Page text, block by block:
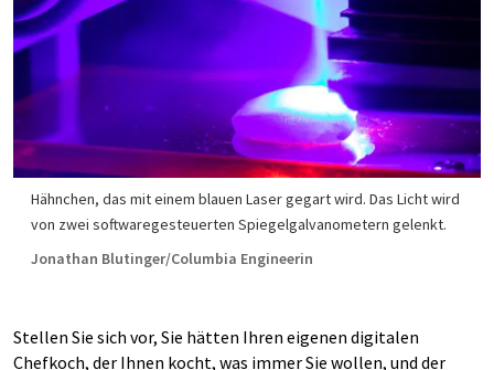
Hähnchen, das mit einem blauen Laser gegart wird. Das Licht wird
von zwei softwaregesteuerten Spiegelgalvanometern gelenkt.
Jonathan Blutinger/Columbia Engineerin
Stellen Sie sich vor, Sie hätten Ihren eigenen digitalen
Chefkoch, der Ihnen kocht, was immer Sie wollen, und der